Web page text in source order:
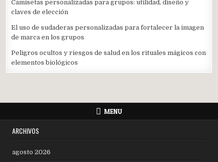
Camisetas personalizadas para grupos: utilidad, diseño y
claves de elección
El uso de sudaderas personalizadas para fortalecer la imagen
de marca en los grupos
Peligros ocultos y riesgos de salud en los rituales mágicos con
elementos biológicos
MENU
ARCHIVOS
agosto 2026